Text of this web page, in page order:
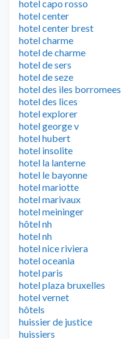
hotel capo rosso
hotel center
hotel center brest
hotel charme
hotel de charme
hotel de sers
hotel de seze
hotel des iles borromees
hotel des lices
hotel explorer
hotel george v
hotel hubert
hotel insolite
hotel la lanterne
hotel le bayonne
hotel mariotte
hotel marivaux
hotel meininger
hôtel nh
hotel nh
hotel nice riviera
hotel oceania
hotel paris
hotel plaza bruxelles
hotel vernet
hôtels
huissier de justice
huissiers